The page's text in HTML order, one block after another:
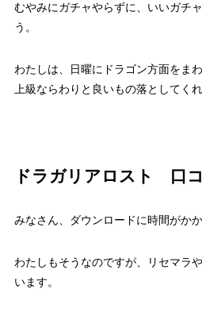
むやみにガチャやらずに、いいガチ
う。
わたしは、日曜にドラゴン方面をま
上級ならわりと良いもの落としてくれ
ドラガリアロスト 口
みなさん、ダウンロードに時間がか
わたしもそうなのですが、リセマラ
います。